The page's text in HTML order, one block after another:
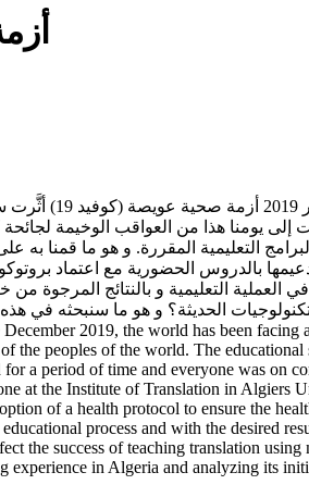
يشهد
إلى يومنا هذا من العواقب الوخيمة
بالدروس الحضورية مع اعتماد
في العملية التعليمية و بالنتائج
الحديثة؟ و هو ما سنبحثه في
peoples of the world. The educational
a period of time and everyone was on
at the Institute of Translation in Algiers
of a health protocol to ensure the
process and with the desired
the success of teaching translation
experience in Algeria and analyzing its